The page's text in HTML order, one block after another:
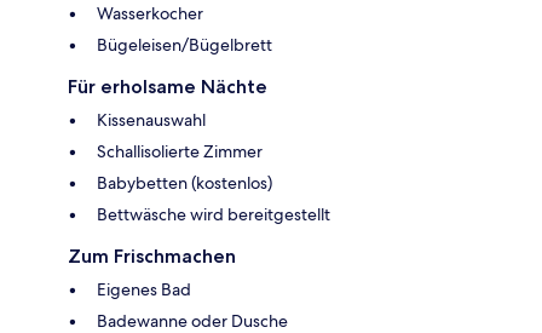
Wasserkocher
Bügeleisen/Bügelbrett
Für erholsame Nächte
Kissenauswahl
Schallisolierte Zimmer
Babybetten (kostenlos)
Bettwäsche wird bereitgestellt
Zum Frischmachen
Eigenes Bad
Badewanne oder Dusche